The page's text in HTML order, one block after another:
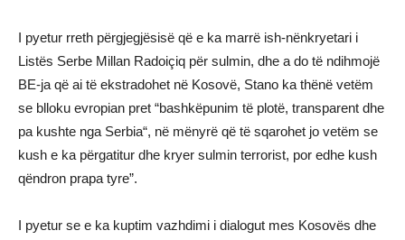
I pyetur rreth përgjegjësisë që e ka marrë ish-nënkryetari i
Listës Serbe Millan Radoiçiq për sulmin, dhe a do të ndihmojë
BE-ja që ai të ekstradohet në Kosovë, Stano ka thënë vetëm
se blloku evropian pret “bashkëpunim të plotë, transparent dhe
pa kushte nga Serbia“, në mënyrë që të sqarohet jo vetëm se
kush e ka përgatitur dhe kryer sulmin terrorist, por edhe kush
qëndron prapa tyre”.
I pyetur se e ka kuptim vazhdimi i dialogut mes Kosovës dhe